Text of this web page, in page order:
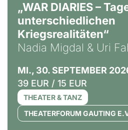
„WAR DIARIES –
unterschiedlichen
Kriegsrealitäten“
Nadia Migdal & Uri
MI., 30. SEPTEMBER
39 EUR / 15 EUR
THEATER & TANZ
THEATERFORUM GAUTING